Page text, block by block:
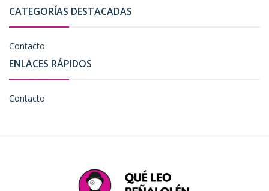
CATEGORÍAS DESTACADAS
Contacto
ENLACES RÁPIDOS
Contacto